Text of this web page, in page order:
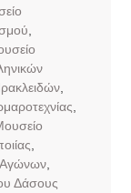
,
Αγώνων,
Δάσους